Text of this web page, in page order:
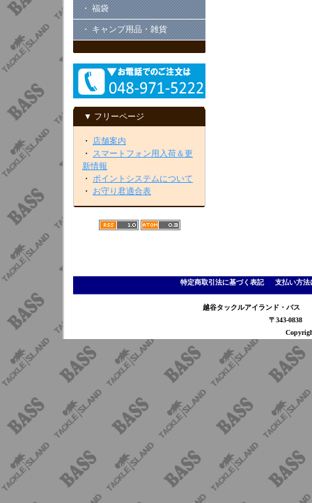
・ 福袋
・ キャンプ用品・雑貨
▼ フリーページ
・ 店舗案内
・ スマートフォン用入荷＆更
新情報
・ ポイントシステムについて
・ お守り君適合表
特定商取引法に基づく表記｜ 支払い方法
越谷タックルアイランド・バ
〒343-0838